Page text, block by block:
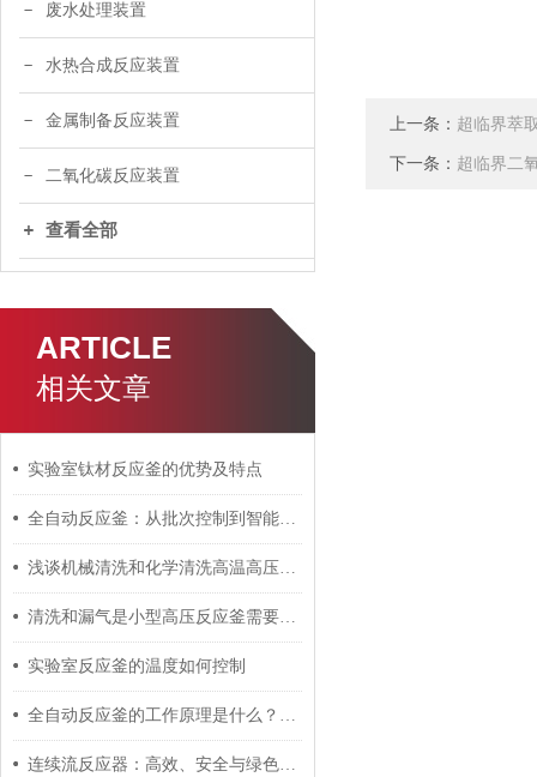
废水处理装置
水热合成反应装置
金属制备反应装置
二氧化碳反应装置
查看全部
ARTICLE
相关文章
实验室钛材反应釜的优势及特点
全自动反应釜：从批次控制到智能生产的工艺升级路径分析
浅谈机械清洗和化学清洗高温高压反应装置的利弊
清洗和漏气是小型高压反应釜需要面对的两大问题
实验室反应釜的温度如何控制
全自动反应釜的工作原理是什么？有哪些使用要点
连续流反应器：高效、安全与绿色合成的未来之路
上一条： 超临界萃
下一条： 超临界二